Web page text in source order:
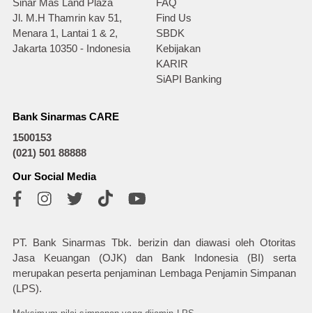
Sinar Mas Land Plaza
Jl. M.H Thamrin kav 51,
Menara 1, Lantai 1 & 2,
Jakarta 10350 - Indonesia
FAQ
Find Us
SBDK
Kebijakan
KARIR
SiAPI Banking
Bank Sinarmas CARE
1500153
(021) 501 88888
Our Social Media
PT. Bank Sinarmas Tbk. berizin dan diawasi oleh Otoritas
Jasa Keuangan (OJK) dan Bank Indonesia (BI) serta
merupakan peserta penjaminan Lembaga Penjamin Simpanan
(LPS).